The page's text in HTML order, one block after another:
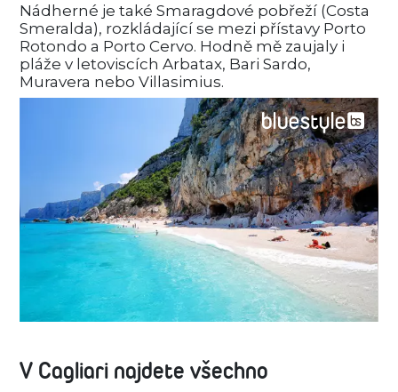
Nádherné je také Smaragdové pobřeží (Costa
Smeralda), rozkládající se mezi přístavy Porto
Rotondo a Porto Cervo. Hodně mě zaujaly i
pláže v letoviscích Arbatax, Bari Sardo,
Muravera nebo Villasimius.
V Cagliari najdete všechno